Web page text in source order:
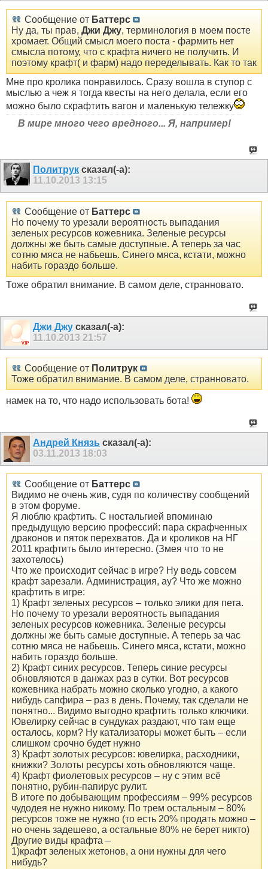
Сообщение от Баттерс
Ну да, ты прав, Джи Джу, терминология в моем посте
хромает. Общий смысл моего поста - фармить нет
смысла потому, что с крафта ничего не получить. И
поэтому крафт( и фарм) надо переделывать. Как то так
Мне про кролика понравилось. Сразу вошла в ступор с
мыслью а чеж я тогда квесты на него делала, если его
можно было скрафтить вагон и маленькую тележку
В мире много чего вредного... Я, например!
Политрук сказал(-а):
11.10.2013 13:15
Сообщение от Баттерс
Но почему то урезали вероятность выпадания
зеленых ресурсов кожевника. Зеленые ресурсы
должны же быть самые доступные. А теперь за час
сотню мяса не набьешь. Синего мяса, кстати, можно
набить гораздо больше.
Тоже обратил внимание. В самом деле, странновато.
Джи Джу сказал(-а):
11.10.2013 21:57
Сообщение от Политрук
Тоже обратил внимание. В самом деле, странновато.
намек на то, что надо использовать бота!
Андрей Князь сказал(-а):
03.11.2013 18:03
Сообщение от Баттерс
Видимо не очень жив, судя по количеству сообщений
в этом форуме.
Я люблю крафтить. С ностальгией впоминаю
предыдущую версию профессий: пара скрафченных
драконов и пяток перехватов. Да и кроликов на НГ
2011 крафтить было интересно. (Змея что то не
захотелось)
Что же происходит сейчас в игре? Ну ведь совсем
крафт зарезали. Администрация, ау? Что же можно
крафтить в игре:
1) Крафт зеленых ресурсов – только элики для пета.
Но почему то урезали вероятность выпадания
зеленых ресурсов кожевника. Зеленые ресурсы
должны же быть самые доступные. А теперь за час
сотню мяса не набьешь. Синего мяса, кстати, можно
набить гораздо больше.
2) Крафт синих ресурсов. Теперь синие ресурсы
обновляются в данжах раз в сутки. Вот ресурсов
кожевника набрать можно сколько угодно, а какого
нибудь сапфира – раз в день. Почему, так сделали не
понятно... Видимо выгодно крафтить только ключики.
Ювелирку сейчас в сундуках раздают, что там еще
осталось, корм? Ну катализаторы может быть – если
слишком срочно будет нужно
3) Крафт золотых ресурсов: ювелирка, расходники,
книжки? Золоты ресурсы хоть обновляются чаще.
4) Крафт фиолетовых ресурсов – ну с этим всё
понятно, рубин-папирус рулит.
В итоге по добывающим профессиям – 99% ресурсов
чудодея не нужно никому. По трем остальным – 80%
ресурсов тоже не нужно (то есть 20% продать можно –
но очень задешево, а остальные 80% не берет никто)
Другие виды крафта –
1)крафт зеленых жетонов, а они нужны для чего
нибудь?